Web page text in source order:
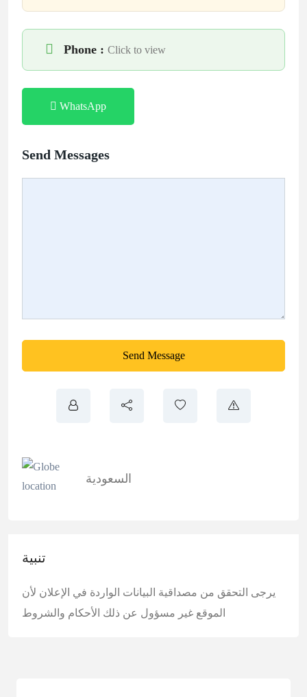
Phone : Click to view
WhatsApp
Send Messages
Send Message
السعودية
تنبية
يرجى التحقق من مصداقية البيانات الواردة في الإعلان لأن
الموقع غير مسؤول عن ذلك الأحكام والشروط